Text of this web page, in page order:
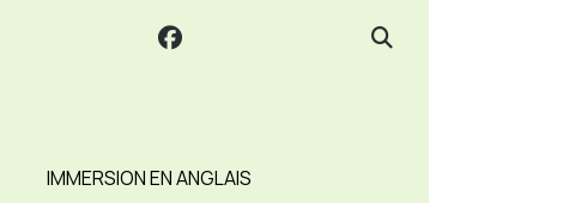
IMMERSION EN ANGLAIS